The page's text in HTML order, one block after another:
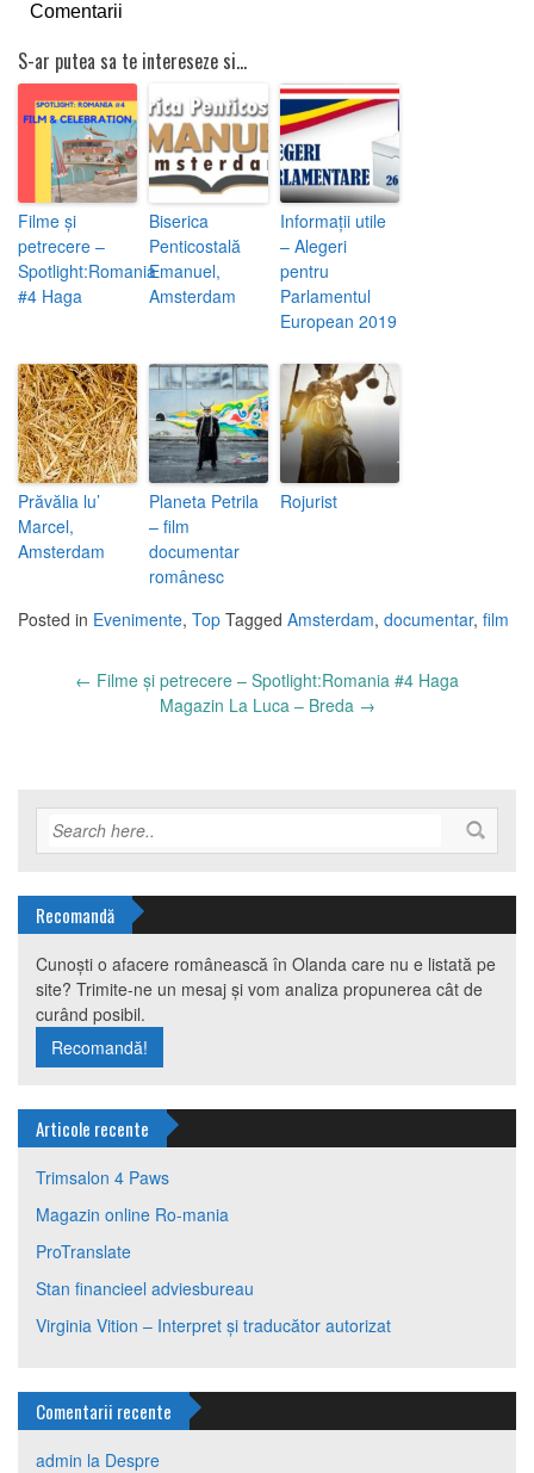
Comentarii
S-ar putea sa te intereseze si...
Filme și
petrecere –
Spotlight:Romania
#4 Haga
Biserica
Penticostală
Emanuel,
Amsterdam
Informații utile
– Alegeri
pentru
Parlamentul
European 2019
Prăvălia lu’
Marcel,
Amsterdam
Planeta Petrila
– film
documentar
românesc
Rojurist
Posted in Evenimente, Top Tagged Amsterdam, documentar, film
← Filme și petrecere – Spotlight:Romania #4 Haga
Magazin La Luca – Breda →
Recomandă
Cunoști o afacere românească în Olanda care nu e listată pe
site? Trimite-ne un mesaj și vom analiza propunerea cât de
curând posibil.
Recomandă!
Articole recente
Trimsalon 4 Paws
Magazin online Ro-mania
ProTranslate
Stan financieel adviesbureau
Virginia Vition – Interpret și traducător autorizat
Comentarii recente
admin la Despre